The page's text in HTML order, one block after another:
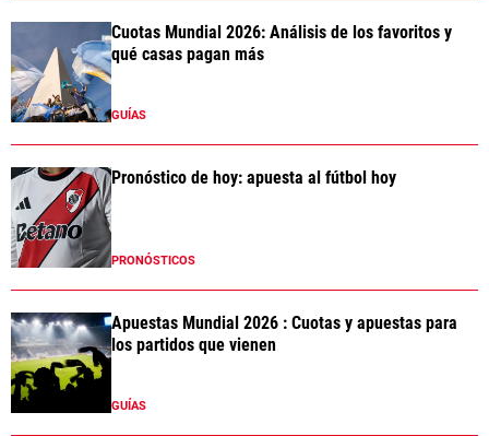
Cuotas Mundial 2026: Análisis de los favoritos y
qué casas pagan más
GUÍAS
Pronóstico de hoy: apuesta al fútbol hoy
PRONÓSTICOS
Apuestas Mundial 2026 : Cuotas y apuestas para
los partidos que vienen
GUÍAS